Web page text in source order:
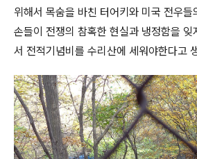
위해서 목숨을 바친 터어키와 미국 전우들
손들이 전쟁의 참혹한 현실과 냉정함을 잊
서 전적기념비를 수리산에 세워야한다고